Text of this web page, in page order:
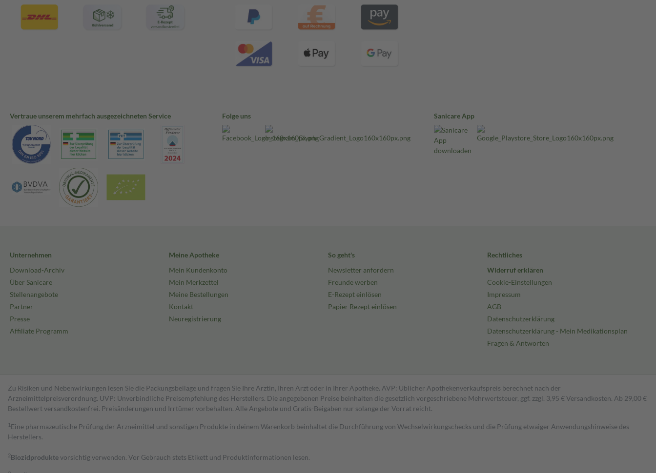
Vertraue unserem mehrfach ausgezeichneten Service Folge uns Sanicare App
Unternehmen
Download-Archiv
Über Sanicare
Stellenangebote
Partner
Presse
Affiliate Programm
Meine Apotheke
Mein Kundenkonto
Mein Merkzettel
Meine Bestellungen
Kontakt
Neuregistrierung
So geht's
Newsletter anfordern
Freunde werben
E-Rezept einlösen
Papier Rezept einlösen
Rechtliches
Widerruf erklären
Cookie-Einstellungen
Impressum
AGB
Datenschutzerklärung
Datenschutzerklärung - Mein Medikationsplan
Fragen & Antworten
Zu Risiken und Nebenwirkungen lesen Sie die Packungsbeilage und fragen Sie Ihre Ärztin, Ihren Arzt oder in Ihrer Apotheke. AVP: Üblicher Apothekenverkaufspreis berechnet nach der
Arzneimittelpreisverordnung. UVP: Unverbindliche Preisempfehlung des Herstellers. Die angegebenen Preise beinhalten die gesetzlich vorgeschriebene Mehrwertsteuer, ggf. zzgl. 3,95 € Versandkosten. Ab 29,00 €
Bestell­wert versand­kosten­frei. Preisänderungen und Irrtümer vorbehalten. Alle Angebote und Gratis-Beigaben nur solange der Vorrat reicht.
1 Eine pharmazeutische Prüfung der Arzneimittel und sonstigen Produkte in deinem Warenkorb beinhaltet die Durchführung von Wechselwirkungschecks und die Prüfung etwaiger Anwendungshinweise des
Herstellers.
2Biozidproduktevorsichtig verwenden. Vor Gebrauch stets Etikett und Produktinformationen lesen.